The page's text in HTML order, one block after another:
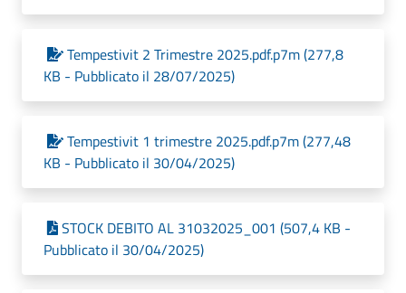
Tempestivit 2 Trimestre 2025.pdf.p7m (277,8
KB - Pubblicato il 28/07/2025)
Tempestivit 1 trimestre 2025.pdf.p7m (277,48
KB - Pubblicato il 30/04/2025)
STOCK DEBITO AL 31032025_001 (507,4 KB -
Pubblicato il 30/04/2025)